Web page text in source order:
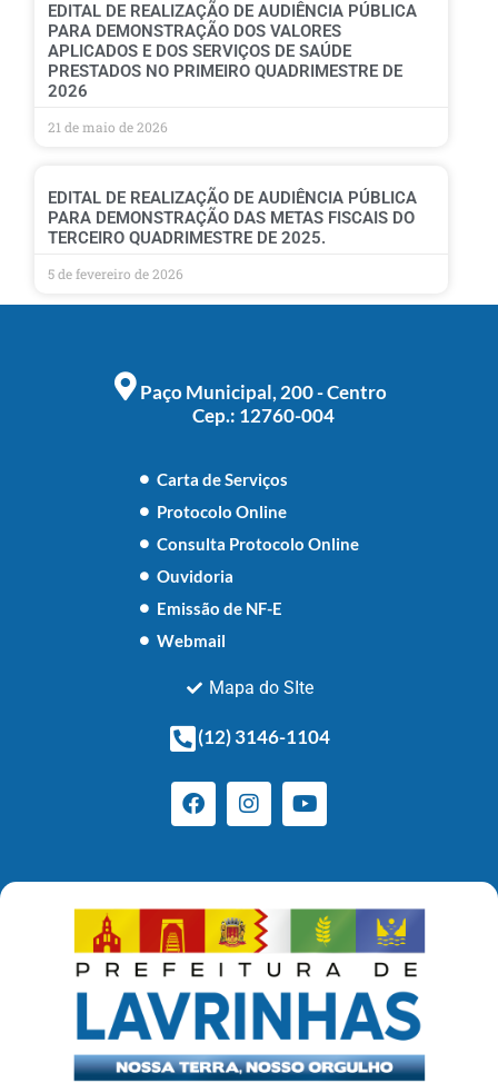
EDITAL DE REALIZAÇÃO DE AUDIÊNCIA PÚBLICA
PARA DEMONSTRAÇÃO DOS VALORES
APLICADOS E DOS SERVIÇOS DE SAÚDE
PRESTADOS NO PRIMEIRO QUADRIMESTRE DE
2026
21 de maio de 2026
EDITAL DE REALIZAÇÃO DE AUDIÊNCIA PÚBLICA
PARA DEMONSTRAÇÃO DAS METAS FISCAIS DO
TERCEIRO QUADRIMESTRE DE 2025.
5 de fevereiro de 2026
Paço Municipal, 200 - Centro
Cep.: 12760-004
Carta de Serviços
Protocolo Online
Consulta Protocolo Online
Ouvidoria
Emissão de NF-E
Webmail
Mapa do SIte
(12) 3146-1104